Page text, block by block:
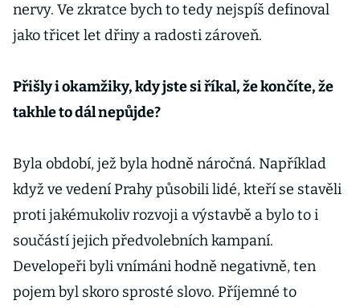
nervy. Ve zkratce bych to tedy nejspíš definoval
jako třicet let dřiny a radosti zároveň.
Přišly i okamžiky, kdy jste si říkal, že končíte, že
takhle to dál nepůjde?
Byla období, jež byla hodně náročná. Například
když ve vedení Prahy působili lidé, kteří se stavěli
proti jakémukoliv rozvoji a výstavbě a bylo to i
součástí jejich předvolebních kampaní.
Developeři byli vnímáni hodně negativně, ten
pojem byl skoro sprosté slovo. Příjemné to